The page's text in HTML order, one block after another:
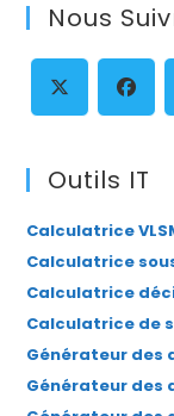
Nous
dans
un
nouvel
onglet
dans
nouvel
onglet
Outils IT
Calculatrice
Calculatrice
Calculatrice
Calculatrice de
Générateur des
Générateur des